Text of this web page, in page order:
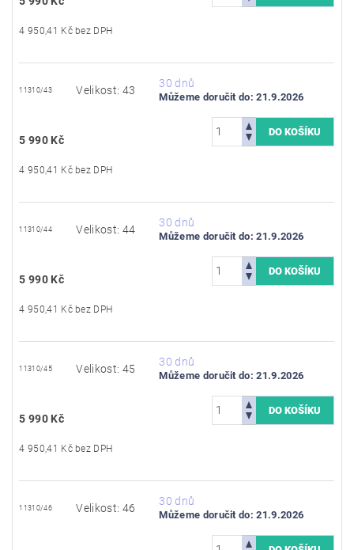
4 950,41 Kč bez DPH
11310/43 Velikost: 43
30 dnů
Můžeme doručit do: 21.9.2026
5 990 Kč
4 950,41 Kč bez DPH
11310/44 Velikost: 44
30 dnů
Můžeme doručit do: 21.9.2026
5 990 Kč
4 950,41 Kč bez DPH
11310/45 Velikost: 45
30 dnů
Můžeme doručit do: 21.9.2026
5 990 Kč
4 950,41 Kč bez DPH
11310/46 Velikost: 46
30 dnů
Můžeme doručit do: 21.9.2026